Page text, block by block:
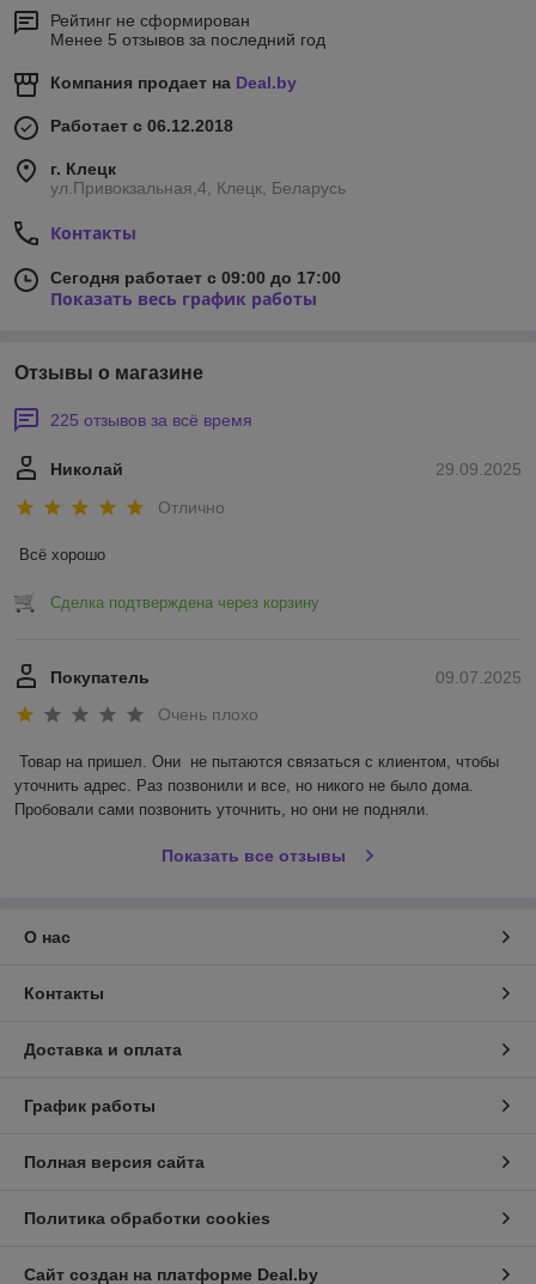
Рейтинг не сформирован
Менее 5 отзывов за последний год
Компания продает на Deal.by
Работает с 06.12.2018
г. Клецк
ул.Привокзальная,4, Клецк, Беларусь
Контакты
Сегодня работает с 09:00 до 17:00
Показать весь график работы
Отзывы о магазине
225 отзывов за всё время
29.09.2025
Николай
Отлично
Всё хорошо
Сделка подтверждена через корзину
09.07.2025
Покупатель
Очень плохо
Товар на пришел. Они  не пытаются связаться с клиентом, чтобы
уточнить адрес. Раз позвонили и все, но никого не было дома.
Пробовали сами позвонить уточнить, но они не подняли.
Показать все отзывы
О нас
Контакты
Доставка и оплата
График работы
Полная версия сайта
Политика обработки cookies
Сайт создан на платформе Deal.by